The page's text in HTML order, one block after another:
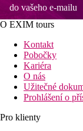
do vašeho e-mailu
O EXIM tours
Kontakt
Pobočky
Kariéra
O nás
Užitečné
Prohlášení o
Pro klienty